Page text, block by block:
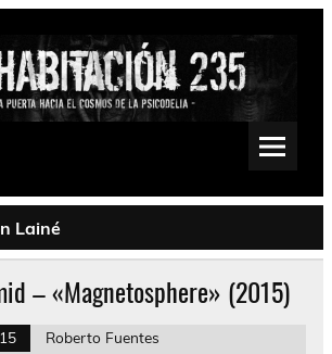
Doom, Sludge, Fuzz, Space, Drone
Lainé
– «Magnetosphere» (2015)
Roberto Fuentes